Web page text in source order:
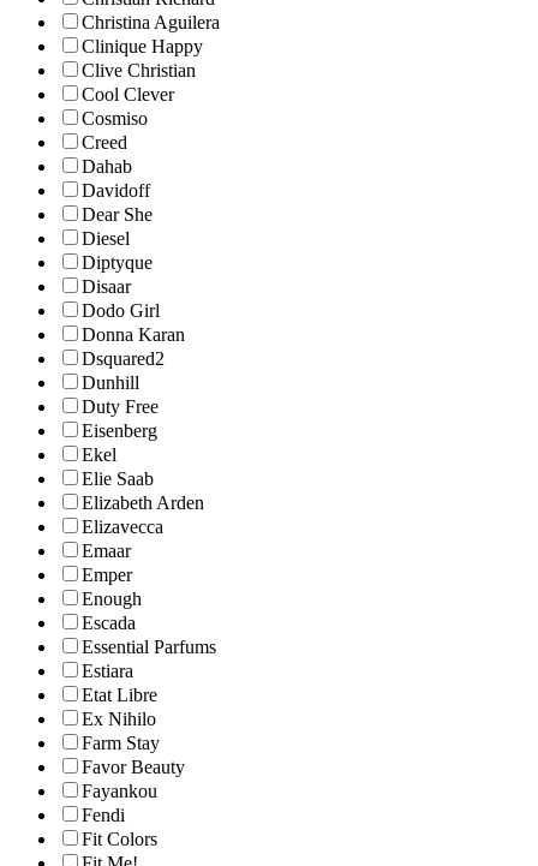
Christina Aguilera
Clinique Happy
Clive Christian
Cool Clever
Cosmiso
Creed
Dahab
Davidoff
Dear She
Diesel
Diptyque
Disaar
Dodo Girl
Donna Karan
Dsquared2
Dunhill
Duty Free
Eisenberg
Ekel
Elie Saab
Elizabeth Arden
Elizavecca
Emaar
Emper
Enough
Escada
Essential Parfums
Estiara
Etat Libre
Ex Nihilo
Farm Stay
Favor Beauty
Fayankou
Fendi
Fit Colors